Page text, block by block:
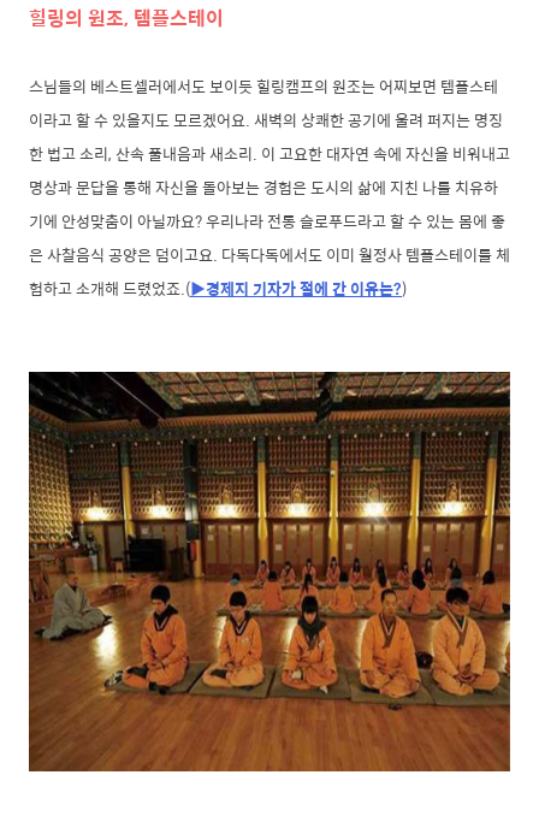
힐링의 원조, 템플스테이
스님들의 베스트셀러에서도 보이듯 힐링캠프의 원조는 어찌보면 템플스테
이라고 할 수 있을지도 모르겠어요. 새벽의 상쾌한 공기에 울려 퍼지는 명징
한 법고 소리, 산속 풀내음과 새소리. 이 고요한 대자연 속에 자신을 비워내고
명상과 문답을 통해 자신을 돌아보는 경험은 도시의 삶에 지친 나를 치유하
기에 안성맞춤이 아닐까요? 우리나라 전통 슬로푸드라고 할 수 있는 몸에 좋
은 사찰음식 공양은 덤이고요. 다독다독에서도 이미 월정사 템플스테이를 체
험하고 소개해 드렸었죠.(▶경제지 기자가 절에 간 이유는?)